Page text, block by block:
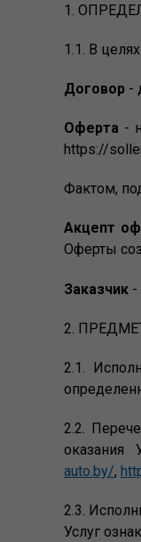
1.
1.1. В
Договор -
Оферта -
https://
Фактом,
Акцепт
Оферты
Заказчик -
2.
2.1.
2.2.
оказания
auto.by/,
2.3.
Услуг